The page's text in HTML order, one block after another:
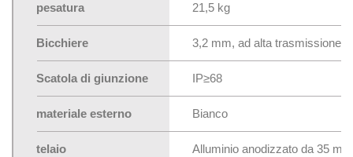
pesatura 21,5 kg
Bicchiere 3,2 mm, ad alta trasmissione,
Scatola di giunzione IP≥68
materiale esterno Bianco
telaio Alluminio anodizzato da 35 mm